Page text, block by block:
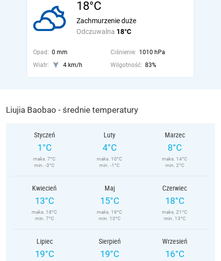
18°C
Odczuwalna 18°C
Zachmurzenie duże
Opad: 0 mm Ciśnienie: 1010 hPa
Wiatr:
4 km/h Wilgotność: 83%
Liujia Baobao - średnie temperatury
Styczeń
1°C
maks. 7°C
min. -3°C
Luty
4°C
maks. 10°C
min. -1°C
Marzec
8°C
maks. 14°C
min. 2°C
Kwiecień
13°C
maks. 18°C
min. 7°C
Maj
15°C
maks. 19°C
min. 10°C
Czerwiec
18°C
maks. 21°C
min. 13°C
Lipiec
19°C
Sierpień
19°C
Wrzesień
16°C